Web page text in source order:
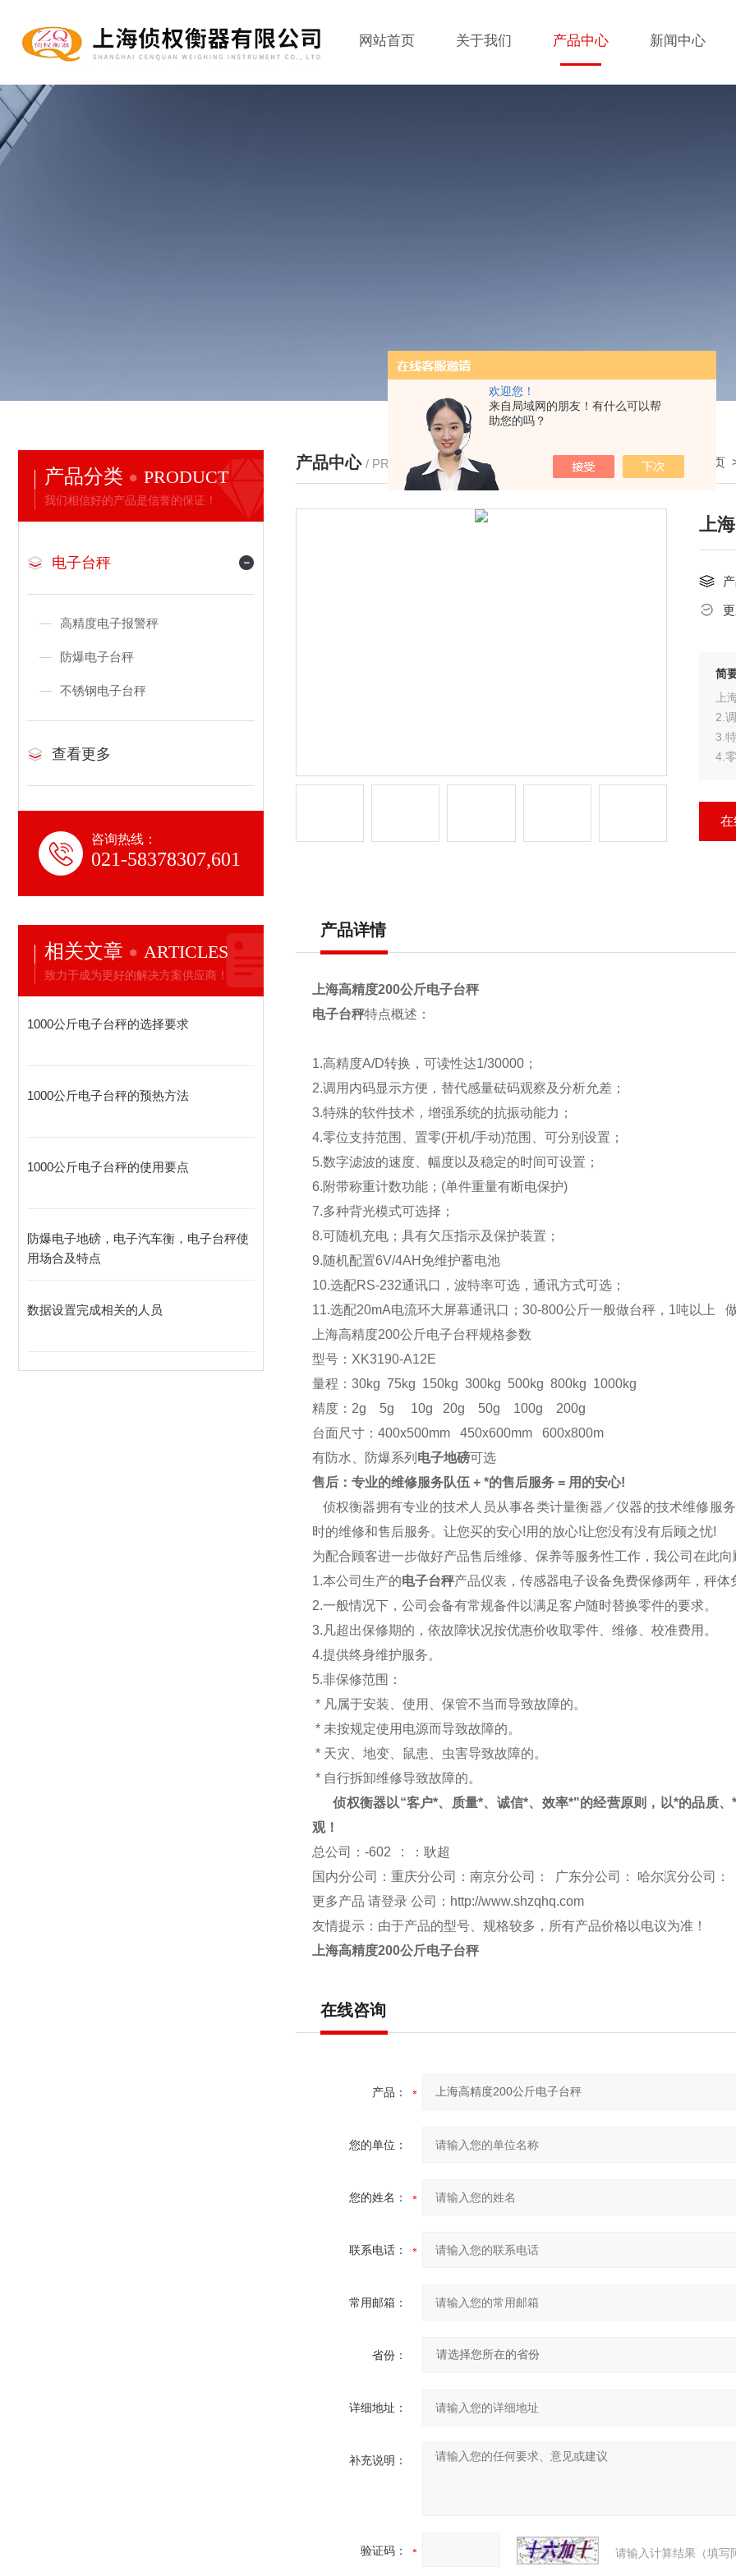
欢迎您！
来自局域网的朋友！有什么可以帮
助您的吗？
网站首页 关于我们 产品中心 新闻中心
产品分类 PRODUCT
我们相信好的产品是信誉的保证！
电子台秤
高精度电子报警秤
防爆电子台秤
不锈钢电子台秤
查看更多
咨询热线：
021-58378307,601
相关文章 ARTICLES
致力于成为更好的解决方案供应商！
1000公斤电子台秤的选择要求
1000公斤电子台秤的预热方法
1000公斤电子台秤的使用要点
防爆电子地磅，电子汽车衡，电子台秤使
用场合及特点
数据设置完成相关的人员
产品中心 / PRODUCTS 我的位置： 首页
上
简
上
2.
3.
4.
在
产品详情
上海高精度200公斤电子台秤
电子台秤特点概述：
1.高精度A/D转换，可读性达1/30000 ；
2.调用内码显示方便，替代感量砝码观察及分析允差；
3.特殊的软件技术，增强系统的抗振动能力；
4.零位支持范围、置零(开机/手动)范围、可分别设置；
5.数字滤波的速度、幅度以及稳定的时间可设置；
6.附带称重计数功能；(单件重量有断电保护)
7.多种背光模式可选择；
8.可随机充电；具有欠压指示及保护装置；
9.随机配置6V/4AH 免维护蓄电池
10.选配RS-232通讯口，波特率可选，通讯方式可选；
11.选配20mA电流环大屏幕通讯口； 30-800公斤一般做台秤， 1吨以上
上海高精度200公斤电子台秤规格参数
型号： XK3190-A12E
量程： 30kg 75kg 150kg 300kg 500kg 800kg 1000kg
精度： 2g 5g 10g 20g 50g 100g 200g
台面尺寸： 400x500mm 450x600mm 600x800m
有防水、防爆系列 电子地磅可选
售后：专业的维修服务队伍 + *的售后服务 = 用的安心!
侦权衡器拥有专业的技术人员从事各类计量衡器／仪器的技术维修服
时的维修和售后服务。让您买的安心!用的放心!让您没有没有后顾之忧!
为配合顾客进一步做好产品售后维修、保养等服务性工作，我公司在此向
1.本公司生产的电子台秤产品仪表，传感器电子设备免费保修两年，秤体
2.一般情况下，公司会备有常规备件以满足客户随时替换零件的要求。
3.凡超出保修期的，依故障状况按优惠价收取零件、维修、校准费用。
4.提供终身维护服务。
5.非保修范围：
* 凡属于安装、使用、保管不当而导致故障的。
* 未按规定使用电源而导致故障的。
* 天灾、地变、鼠患、虫害导致故障的。
* 自行拆卸维修导致故障的。
侦权衡器以“客户*、质量*、诚信*、效率*"的经营原则，以*的品质
观！
总公司
：-602 : ：耿超
国内分公司：重庆分公司：南京分公司： 广东分公司： 哈尔滨分公司：
更多产品 请登录 公司： http://www.shzqhq.com
友情提示：由于产品的型号、规格较多，所有产品价格以电议为准！
上海高精度200公斤电子台秤
在线咨询
产品：
您的单位：
您的姓名：
联系电话：
常用邮箱：
省份：
详细地址：
补充说明：
验证码： 请输入计算结果（填写